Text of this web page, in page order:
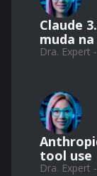
Claude
muda
Dra. Expert
tool use
Dra. Expert